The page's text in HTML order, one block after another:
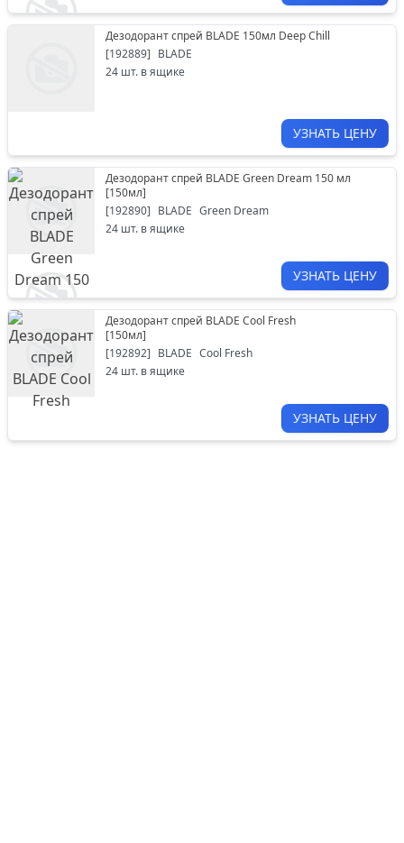
Дезодорант спрей BLADE 150мл Deep Chill
[192889] BLADE
24 шт. в ящике
УЗНАТЬ ЦЕНУ
Дезодорант спрей BLADE Green Dream 150 мл
[150мл]
[192890] BLADE Green Dream
24 шт. в ящике
УЗНАТЬ ЦЕНУ
Дезодорант спрей BLADE Cool Fresh
[150мл]
[192892] BLADE Cool Fresh
24 шт. в ящике
УЗНАТЬ ЦЕНУ